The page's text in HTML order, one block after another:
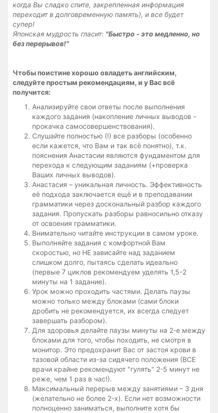
когда Вы сладко спите, закрепленная информация
переходит в долговременную память), и все будет
супер!
Японская мудрость гласит: "Быстро - это медленно, но
без перерывов!"
Чтобы поистине хорошо овладеть английским,
следуйте простым рекомендациям, и у Вас всё
получится:
Анализируйте свои ответы после выполнения
каждого задания (накопление личных выводов -
прокачка самосовершенствования).
Слушайте полностью (!) все разборы (особенно
если кажется, что Вам и так всё понятно), т.к.
пояснения Анастасии являются фундаментом для
перехода к следующим заданиям (+проверка
Ваших личных выводов).
Анастасия – уникальная личность. Эффективность
её подхода заключается ещё и в преподавании
грамматики через доскональный разбор каждого
задания. Пропускать разборы равносильно отказу
от освоения грамматики.
Внимательно читайте инструкции в самом уроке.
Выполняйте задания с комфортной Вам
скоростью, но НЕ зависайте над заданием
слишком долго, пытаясь сделать идеально
(первые 7 циклов рекомендуем уделять 1,5-2
минуты на 1 задание).
Урок можно проходить частями. Делать паузы
можно только между блоками (сами блоки
дробить не рекомендуется, их всегда следует
завершать разбором).
Для здоровья делайте паузы минуты на 2-е между
блоками для того, чтобы походить, не смотря в
монитор. Это предохранит Вас от застоя крови в
тазовой области из-за сидячего положения (ВСЕ
врачи крайне рекомендуют "гулять" 2-5 минут не
реже, чем 1 раз в час!).
Максимальный перерыв между занятиями – 3 дня
(желательно не более 2-х). Если нет возможности
полноценно заниматься, выполните хотя бы